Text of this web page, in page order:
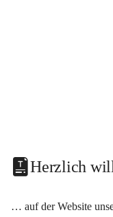
Herzlich
… auf der Website